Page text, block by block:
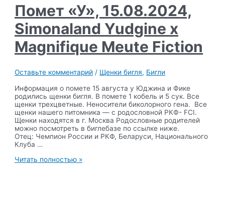
Funny
Planet
Klaipeda
Помет «У», 15.08.2024,
Simonaland Yudgine x
Magnifique Meute Fiction
Оставьте комментарий / Щенки бигля, Бигли
Информация о помете 15 августа у Юджина и Фике
родились щенки бигля. В помете 1 кобель и 5 сук. Все
щенки трехцветные. Неносители биколорного гена. Все
щенки нашего питомника — с родословной РКФ- FCI.
Щенки находятся в г. Москва Родословные родителей
можно посмотреть в биглебазе по ссылке ниже.
Отец: Чемпион России и РКФ, Беларуси, Национального
Клуба …
Помет
Читать полностью »